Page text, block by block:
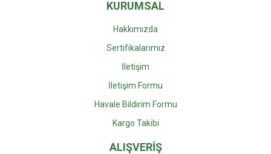
KURUMSAL
Hakkımızda
Sertifikalarımız
İletişim
İletişim Formu
Havale Bildirim Formu
Kargo Takibi
ALIŞVERİŞ